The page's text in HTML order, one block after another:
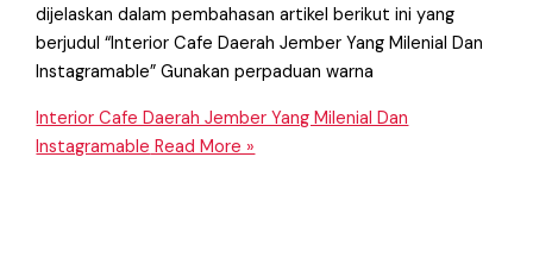
dijelaskan dalam pembahasan artikel berikut ini yang
berjudul “Interior Cafe Daerah Jember Yang Milenial Dan
Instagramable” Gunakan perpaduan warna
Interior Cafe Daerah Jember Yang Milenial Dan
Instagramable Read More »